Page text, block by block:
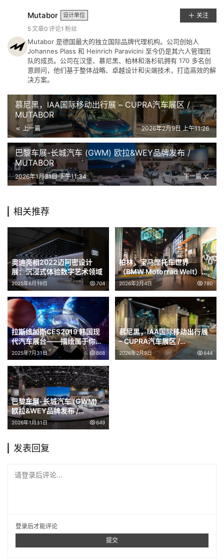
Mutabor 设计单位
关注
5文章0 评论1 粉丝
Mutabor 是德国最大的独立国际品牌代理机构。公司创始人
Johannes Plass 和 Heinrich Paravicini 至今仍是其六人管理团
队的成员。公司在汉堡、慕尼黑、柏林和洛杉矶拥有 170 多名创
意顾问，他们基于整体战略、卓越设计和尖端技术，打造高效的解
决方案。
慕尼黑，IAA国际移动出行展 – CUPRA汽车展区 /
MUTABOR
上一篇 2026年2月9日 上午11:26
巴黎车展-长城汽车 (GWM) 欧拉&WEY品牌发布 /
MUTABOR
下一篇
2026年1月31日 下午11:34
相关推荐
奥迪亮相2022迈阿密设计
展：沉浸式体验数字艺术领域
2025年6月19日 704
柏林，宝马摩托车世界
（BMW Motorrad Welt）摩
托车展 / MUTABOR
2026年2月4日 780
拉斯维加斯CES2019 韩国现
代汽车展台——描绘属于你的
世界 / ATELIER BRÜCKNER
2025年7月31日 868
慕尼黑，IAA国际移动出行展
– CUPRA汽车展区 /
MUTABOR
2026年2月9日 644
巴黎车展-长城汽车 (GWM)
欧拉&WEY品牌发布 /
MUTABOR
2026年1月31日 649
发表回复
请登录后评论...
登录后才能评论
提交